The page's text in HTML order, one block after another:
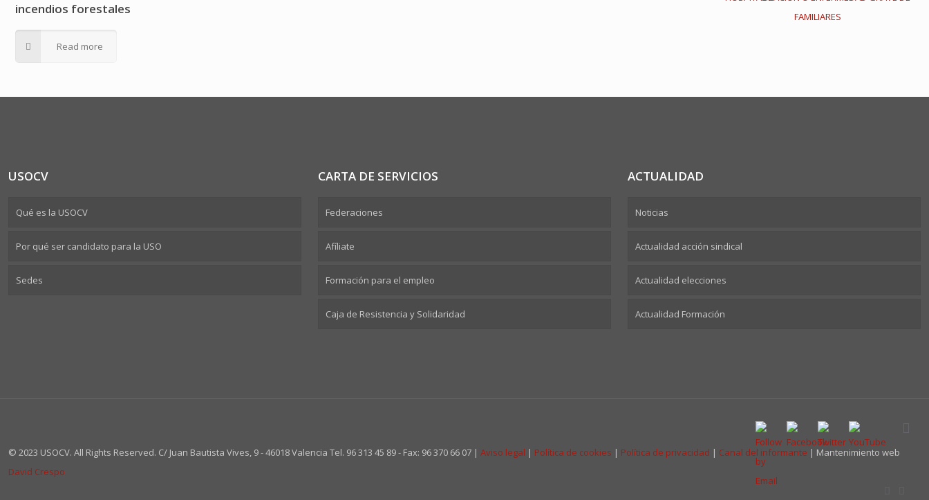
incendios forestales
Read more
USOCV
Qué es la USOCV
Por qué ser candidato para la USO
Sedes
CARTA DE SERVICIOS
Federaciones
Afíliate
Formación para el empleo
Caja de Resistencia y Solidaridad
ACTUALIDAD
Noticias
Actualidad acción sindical
Actualidad elecciones
Actualidad Formación
© 2023 USOCV. All Rights Reserved. C/ Juan Bautista Vives, 9 - 46018 Valencia Tel. 96 313 45 89 - Fax: 96 370 66 07 | Aviso legal | Política de cookies | Política de privacidad | Canal del informante | Mantenimiento web
David Crespo